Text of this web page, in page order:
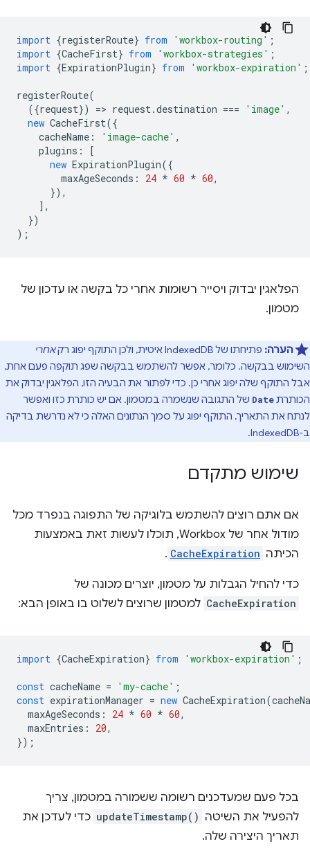
import {registerRoute} from 'workbox-routing' ;
import {CacheFirst} from 'workbox-strategies' ;
import {ExpirationPlugin} from 'workbox-expiration' ;
registerRoute(
({request}) => request.destination === 'image' ,
new CacheFirst({
cacheName : 'image-cache' ,
plugins :
[
new ExpirationPlugin({
maxAgeSeconds : 24 * 60 * 60,
}),
],
})
);
הפלאגין יבדוק ויסייר רשומות אחרי כל בקשה או עדכון של
מטמון.
הערה: פתיחתו של IndexedDB איטית, ולכן התוקף יפוג רק
אחרי
השימוש בבקשה. כלומר, אפשר להשתמש בבקשה שפג תוקפה פעם אחת,
אבל התוקף שלה יפוג אחרי כן. כדי לפתור את הבעיה הזו, הפלאגין יבדוק את
הכותרתDate של התגובה שנשמרה במטמון. אם יש כותרת כזו ואפשר
לנתח את התאריך, התוקף יפוג על סמך הנתונים האלה כי לא נדרשת בדיקה
ב-IndexedDB.
שימוש מתקדם
אם אתם רוצים להשתמש בלוגיקה של התפוגה בנפרד מכל
מודול אחר של Workbox, תוכלו לעשות זאת באמצעות
הכיתה CacheExpiration
.
כדי להחיל הגבלות על מטמון, יוצרים מכונה של
CacheExpiration למטמון שרוצים לשלוט בו באופן הבא:
import {CacheExpiration} from 'workbox-expiration' ;
const cacheName = 'my-cache' ;
const expirationManager = new CacheExpiration(
maxAgeSeconds : 24 * 60 * 60,
maxEntries : 20,
});
בכל פעם שמעדכנים רשומה ששמורה במטמון, צריך
להפעיל את השיטה updateTimestamp() כדי לעדכן את
תאריך היצירה שלה.